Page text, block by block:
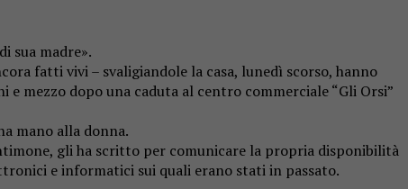
sua madre».
fatti vivi – svaligiandole la casa, lunedì scorso, hanno
mezzo dopo una caduta al centro commerciale “Gli Orsi”
mano alla donna.
gli ha scritto per comunicare la propria disponibilità
e informatici sui quali erano stati in passato.